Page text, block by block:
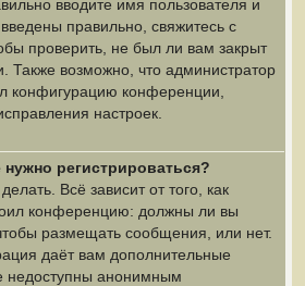
вводите имя пользователя и
правильно, свяжитесь с
проверить, не был ли вам закрыт
Также возможно, что администратор
конфигурацию конференции,
настроек.
регистрироваться?
Всё зависит от того, как
конференцию: должны ли вы
размещать сообщения, или нет.
даёт вам дополнительные
недоступны анонимным